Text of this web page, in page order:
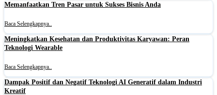
Memanfaatkan Tren Pasar untuk Sukses Bisnis Anda
Baca Selengkapnya..
Meningkatkan Kesehatan dan Produktivitas Karyawan: Peran
Teknologi Wearable
Baca Selengkapnya..
Dampak Positif dan Negatif Teknologi AI Generatif dalam Industri
Kreatif